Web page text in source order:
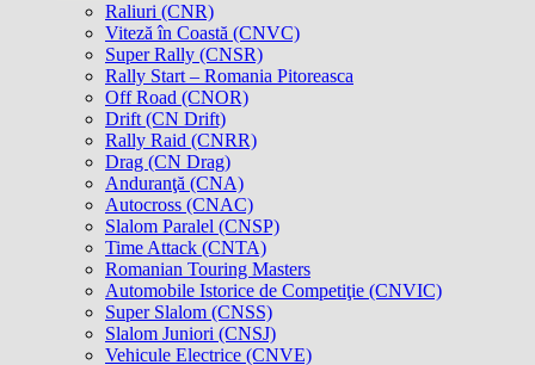
Raliuri (CNR)
Viteză în Coastă (CNVC)
Super Rally (CNSR)
Rally Start – Romania Pitoreasca
Off Road (CNOR)
Drift (CN Drift)
Rally Raid (CNRR)
Drag (CN Drag)
Anduranţă (CNA)
Autocross (CNAC)
Slalom Paralel (CNSP)
Time Attack (CNTA)
Romanian Touring Masters
Automobile Istorice de Competiţie (CNVIC)
Super Slalom (CNSS)
Slalom Juniori (CNSJ)
Vehicule Electrice (CNVE)